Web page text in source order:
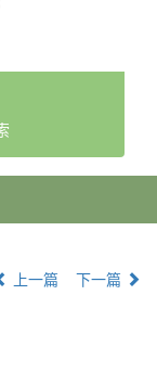
上一篇 下一篇